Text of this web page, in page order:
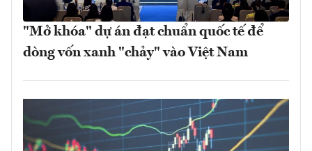
"Mở khóa" dự án đạt chuẩn quốc tế để
dòng vốn xanh "chảy" vào Việt Nam